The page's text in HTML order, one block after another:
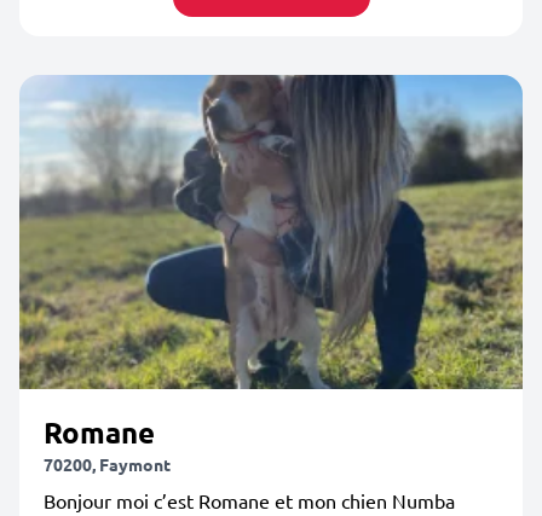
Romane
70200, Faymont
Bonjour moi c’est Romane et mon chien Numba